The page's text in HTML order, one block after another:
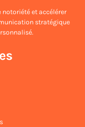
et accélérer
stratégique